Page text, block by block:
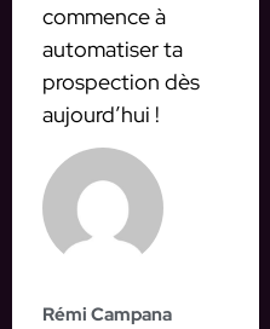
commence à
automatiser ta
prospection dès
aujourd’hui !
Rémi Campana